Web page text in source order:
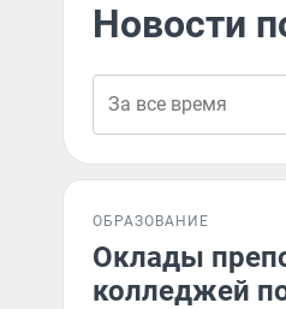
Новости
ОБРАЗОВАНИЕ
Оклады
колледжей